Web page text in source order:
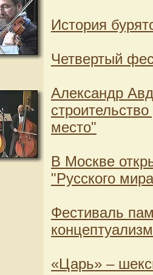
История
Четвертый
Александр
место"
В Москве
"Русского
Фестиваль
«Царь» –